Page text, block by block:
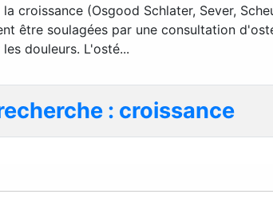
croissance (Osgood Schlater, Sever,
être soulagées par une consultation
douleurs. L'osté...
: croissance